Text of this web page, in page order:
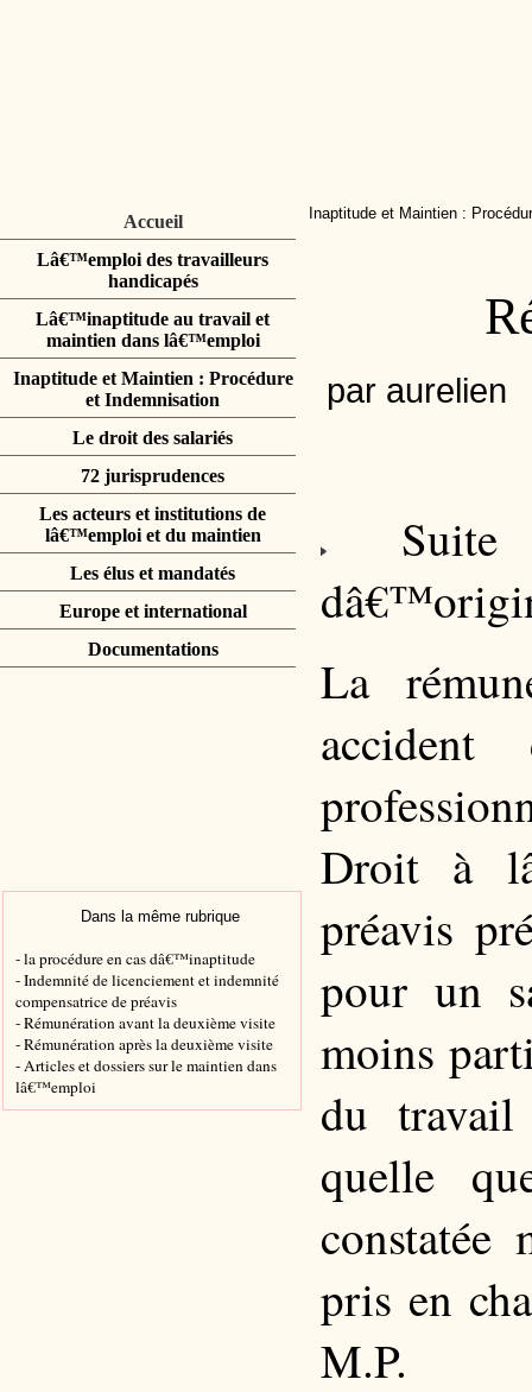
Accueil
Lâ€™emploi des travailleurs
handicapés
Lâ€™inaptitude au travail et
maintien dans lâ€™emploi
Inaptitude et Maintien : Procédure
et Indemnisation
Le droit des salariés
72 jurisprudences
Les acteurs et institutions de
lâ€™emploi et du maintien
Les élus et mandatés
Europe et international
Documentations
Inaptitude et Maintien :
par aurelien
Suite
La
Droit à
préavis
pour un
moins
du travail
quelle
pris en
M.P.
Dans la même rubrique
- la procédure en cas dâ€™inaptitude
- Indemnité de licenciement et indemnité
compensatrice de préavis
- Rémunération avant la deuxième visite
- Rémunération après la deuxième visite
- Articles et dossiers sur le maintien dans
lâ€™emploi